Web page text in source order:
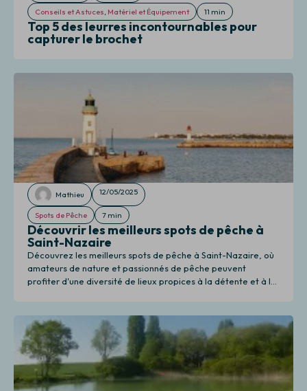
Conseils et Astuces, Matériel et Équipement 11 min
Top 5 des leurres incontournables pour
capturer le brochet
Mathieu 12/05/2025
Spots de Pêche 7 min
Découvrir les meilleurs spots de pêche à
Saint-Nazaire
Découvrez les meilleurs spots de pêche à Saint-Nazaire, où
amateurs de nature et passionnés de pêche peuvent
profiter d'une diversité de lieux propices à la détente et à la